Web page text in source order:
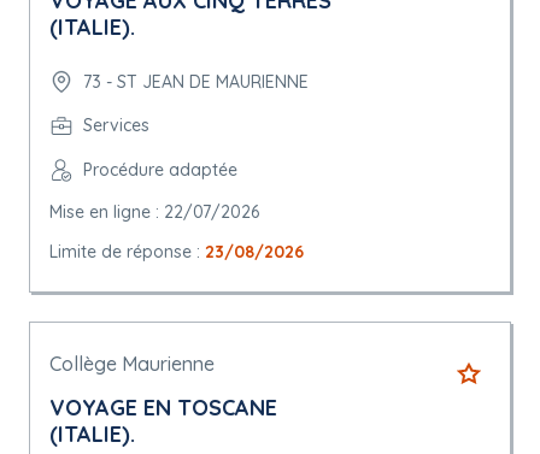
(ITALIE).
73 - ST JEAN DE MAURIENNE
Services
Procédure adaptée
Mise en ligne : 22/07/2026
Limite de réponse : 23/08/2026
Collège Maurienne
VOYAGE EN TOSCANE
(ITALIE).